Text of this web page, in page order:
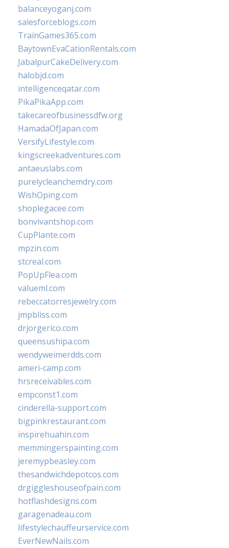
balanceyoganj.com
salesforceblogs.com
TrainGames365.com
BaytownEvaCationRentals.com
JabalpurCakeDelivery.com
halobjd.com
intelligenceqatar.com
PikaPikaApp.com
takecareofbusinessdfw.org
HamadaOfJapan.com
VersifyLifestyle.com
kingscreekadventures.com
antaeuslabs.com
purelycleanchemdry.com
WishOping.com
shoplegacee.com
bonvivantshop.com
CupPlante.com
mpzin.com
stcreal.com
PopUpFlea.com
valueml.com
rebeccatorresjewelry.com
jmpbliss.com
drjorgerico.com
queensushipa.com
wendyweimerdds.com
ameri-camp.com
hrsreceivables.com
empconst1.com
cinderella-support.com
bigpinkrestaurant.com
inspirehuahin.com
memmingerspainting.com
jeremypbeasley.com
thesandwichdepotcos.com
drgiggleshouseofpain.com
hotflashdesigns.com
garagenadeau.com
lifestylechauffeurservice.com
EverNewNails.com